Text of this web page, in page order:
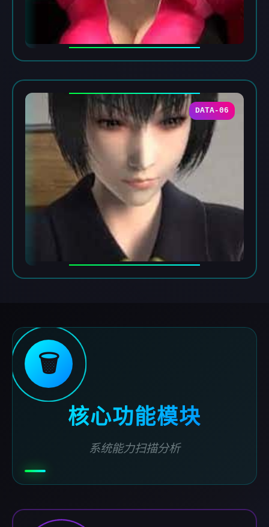
DATA-06
🗑️
核心功能模块
系统能力扫描分析